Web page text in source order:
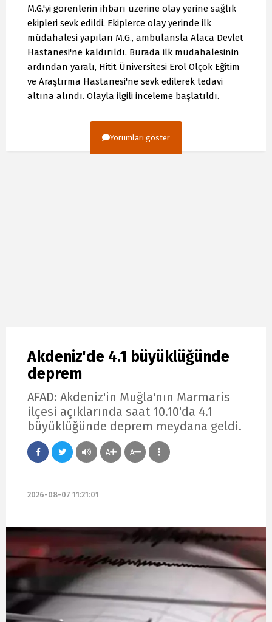
M.G.'yi görenlerin ihbarı üzerine olay yerine sağlık
ekipleri sevk edildi. Ekiplerce olay yerinde ilk
müdahalesi yapılan M.G., ambulansla Alaca Devlet
Hastanesi'ne kaldırıldı. Burada ilk müdahalesinin
ardından yaralı, Hitit Üniversitesi Erol Olçok Eğitim
ve Araştırma Hastanesi'ne sevk edilerek tedavi
altına alındı. Olayla ilgili inceleme başlatıldı.
Yorumları göster
Akdeniz'de 4.1 büyüklüğünde
deprem
AFAD: Akdeniz'in Muğla'nın Marmaris
ilçesi açıklarında saat 10.10'da 4.1
büyüklüğünde deprem meydana geldi.
A A
2026-08-07 11:21:01